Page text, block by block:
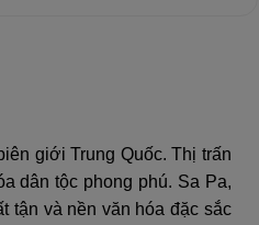
giới Trung Quốc. Thị trấn
dân tộc phong phú. Sa Pa,
tận và nền văn hóa đặc sắc